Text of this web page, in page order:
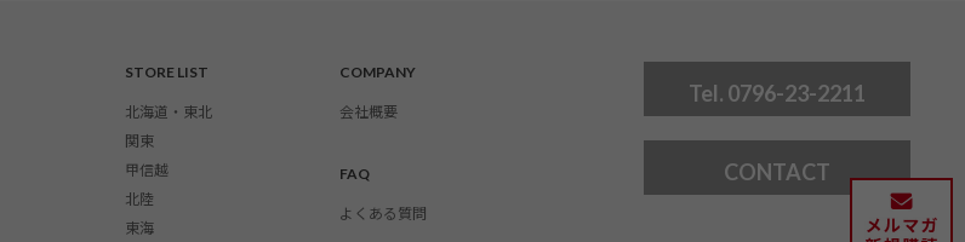
STORE LIST
北海道・東北
関東
甲信越
北陸
東海
COMPANY
会社概要
FAQ
よくある質問
Tel. 0796-23-2211
CONTACT